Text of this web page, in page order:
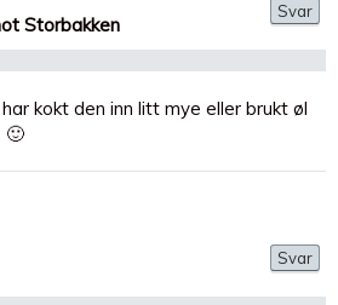
Storbakken
kokt den inn litt mye eller brukt øl
🙂
Svar
Svar